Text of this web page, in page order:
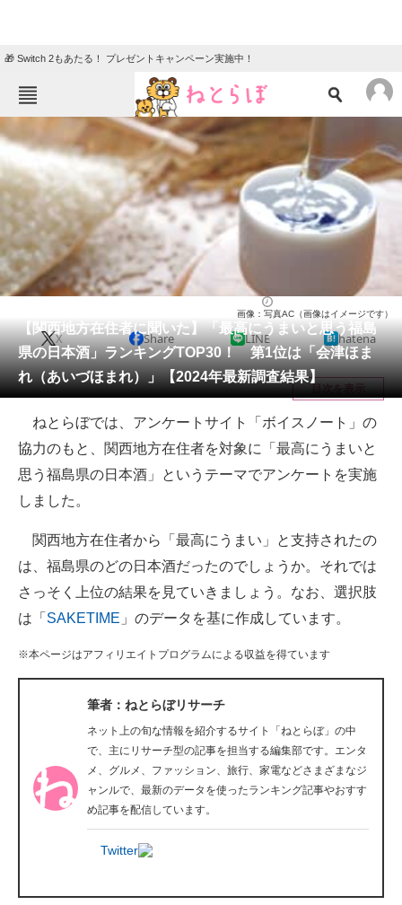
🎁 Switch 2もあたる！ プレゼントキャンペーン実施中！
ねとらぼメニュー
TOP ニュース
エンタメ クイズ
グルメ 地域
住まい
動物 リサーチ
会員記事
メディア
注目記事を集めた総合ページ
ITの今と未来を見通す
スマホと通信の最新トレンド
好きが集まる 比べて選べる
ビジネスと働き方のヒント
経営リーダーのコミュニティ
マーケ×ITの今がよく分かる
ITエンジニア向け専門サイト
企業向けIT製品の総合サイト
【関西地方在住者に聞いた】「最高にうまいと思う福島
県の日本酒」ランキングTOP30！ 第1位は「会津ほま
れ（あいづほまれ）」【2024年最新調査結果】
画像：写真AC（画像はイメージです）
X Share LINE hatena
目次を表示
ねとらぼでは、アンケートサイト「ボイスノート」の
協力のもと、関西地方在住者を対象に「最高にうまいと
思う福島県の日本酒」というテーマでアンケートを実施
しました。
関西地方在住者から「最高にうまい」と支持されたの
は、福島県のどの日本酒だったのでしょうか。それでは
さっそく上位の結果を見ていきましょう。なお、選択肢
は「 SAKETIME 」のデータを基に作成しています。
※本ページはアフィリエイトプログラムによる収益を得ています
筆者：ねとらぼリサーチ
ネット上の旬な情報を紹介するサイト「ねとらぼ」の中
で、主にリサーチ型の記事を担当する編集部です。エンタ
メ、グルメ、ファッション、旅行、家電などさまざまなジ
ャンルで、最新のデータを使ったランキング記事やおすす
め記事を配信しています。
Twitter